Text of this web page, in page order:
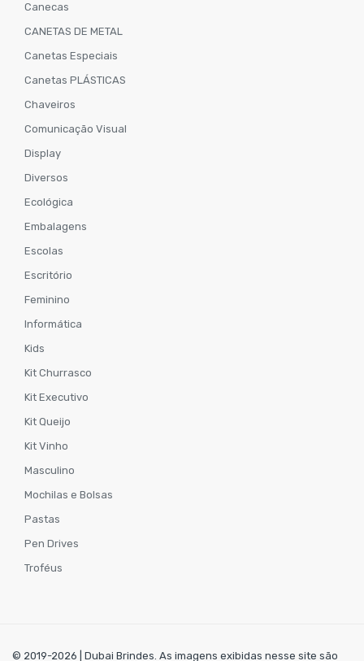
Canecas
CANETAS DE METAL
Canetas Especiais
Canetas PLÁSTICAS
Chaveiros
Comunicação Visual
Display
Diversos
Ecológica
Embalagens
Escolas
Escritório
Feminino
Informática
Kids
Kit Churrasco
Kit Executivo
Kit Queijo
Kit Vinho
Masculino
Mochilas e Bolsas
Pastas
Pen Drives
Troféus
© 2019-2026 | Dubai Brindes. As imagens exibidas nesse site são